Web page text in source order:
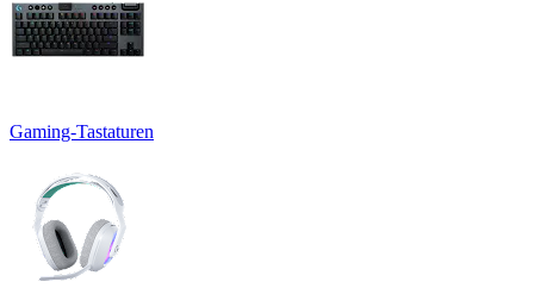
Gaming-Tastaturen